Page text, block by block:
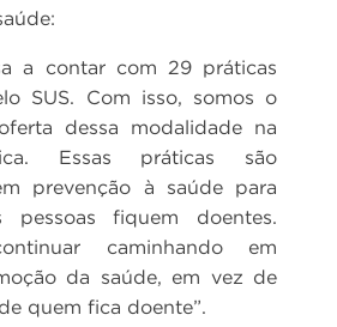
a contar com 29 práticas
SUS. Com isso, somos o
dessa modalidade na
Essas práticas são
prevenção à saúde para
fiquem doentes.
caminhando em
da saúde, em vez de
quem fica doente”.